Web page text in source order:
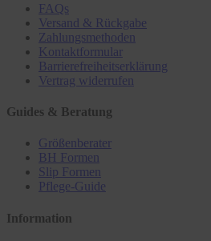
FAQs
Versand & Rückgabe
Zahlungsmethoden
Kontaktformular
Barrierefreiheitserklärung
Vertrag widerrufen
Guides & Beratung
Größenberater
BH Formen
Slip Formen
Pflege-Guide
Information